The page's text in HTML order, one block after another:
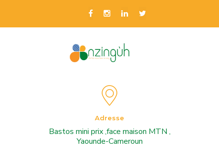
Adresse
Bastos mini prix ,face maison MTN ,
Yaounde-Cameroun